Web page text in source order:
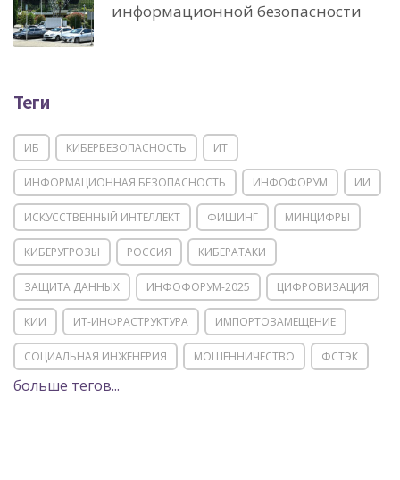
информационной безопасности
Теги
ИБ КИБЕРБЕЗОПАСНОСТЬ ИТ
ИНФОРМАЦИОННАЯ БЕЗОПАСНОСТЬ ИНФОФОРУМ ИИ
ИСКУССТВЕННЫЙ ИНТЕЛЛЕКТ ФИШИНГ МИНЦИФРЫ
КИБЕРУГРОЗЫ РОССИЯ КИБЕРАТАКИ
ЗАЩИТА ДАННЫХ ИНФОФОРУМ-2025 ЦИФРОВИЗАЦИЯ
КИИ ИТ-ИНФРАСТРУКТУРА ИМПОРТОЗАМЕЩЕНИЕ
СОЦИАЛЬНАЯ ИНЖЕНЕРИЯ МОШЕННИЧЕСТВО ФСТЭК
POSITIVE TECHNOLOGIES
больше тегов...